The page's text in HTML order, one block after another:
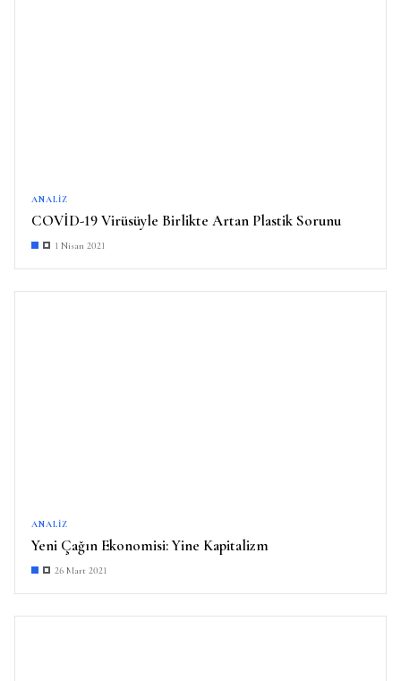
ANALIZ
COVİD-19 Virüsüyle Birlikte Artan Plastik Sorunu
1 Nisan 2021
ANALIZ
Yeni Çağın Ekonomisi: Yine Kapitalizm
26 Mart 2021